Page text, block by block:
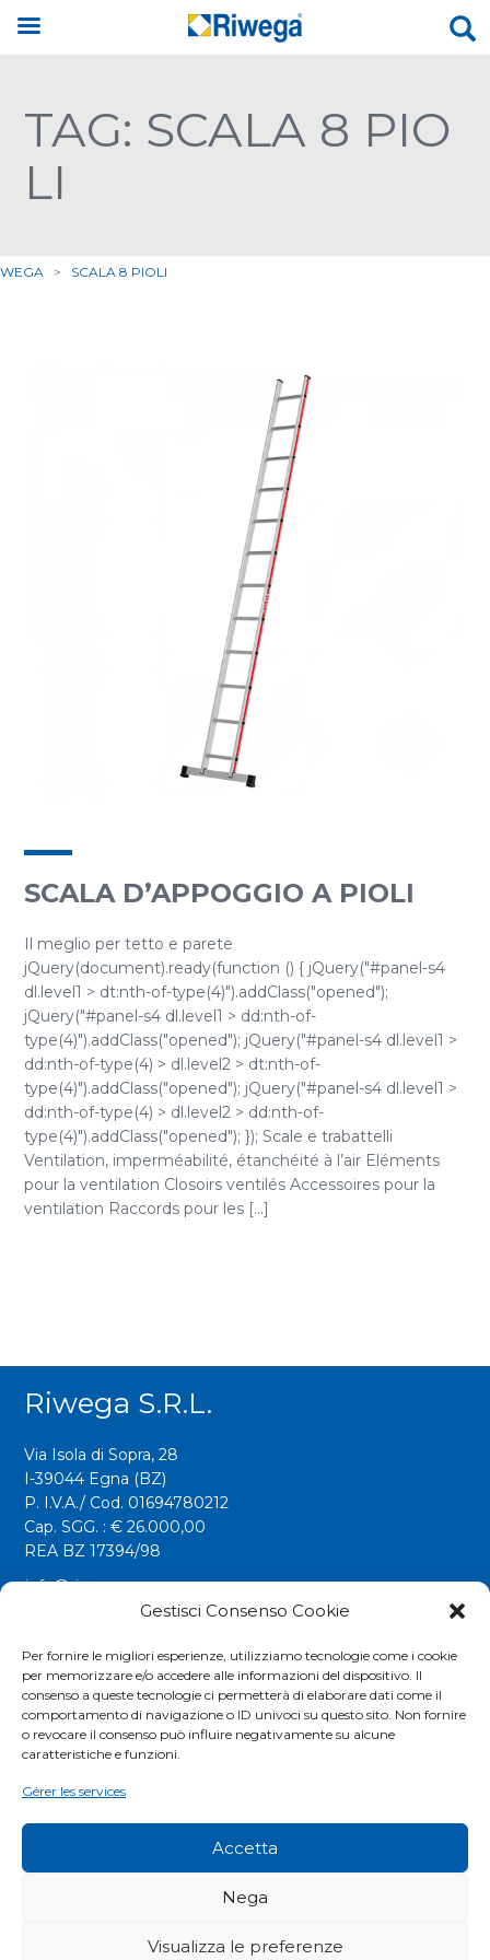
Gestisci Consenso Cookie
Per fornire le migliori esperienze, utilizziamo tecnologie come i cookie
per memorizzare e/o accedere alle informazioni del dispositivo. Il
consenso a queste tecnologie ci permetterà di elaborare dati come il
comportamento di navigazione o ID univoci su questo sito. Non fornire
o revocare il consenso può influire negativamente su alcune
caratteristiche e funzioni.
Gérer les services
Accetta
Nega
Visualizza le preferenze
TAG: SCALA 8 PIO
LI
> SCALA 8 PIOLI
SCALA D’APPOGGIO A PIOLI
Il meglio per tetto e parete
jQuery(document).ready(function () { jQuery("#panel-s4
dl.level1 > dt:nth-of-type(4)").addClass("opened");
jQuery("#panel-s4 dl.level1 > dd:nth-of-
type(4)").addClass("opened"); jQuery("#panel-s4 dl.level1 >
dd:nth-of-type(4) > dl.level2 > dt:nth-of-
type(4)").addClass("opened"); jQuery("#panel-s4 dl.level1 >
dd:nth-of-type(4) > dl.level2 > dd:nth-of-
type(4)").addClass("opened"); }); Scale e trabattelli
Ventilation, imperméabilité, étanchéité à l’air Eléments
pour la ventilation Closoirs ventilés Accessoires pour la
ventilation Raccords pour les [...]
Riwega S.r.l.
Via Isola di Sopra, 28
I-39044 Egna (BZ)
P. I.V.A./ Cod. 01694780212
Cap. SGG. : € 26.000,00
REA BZ 17394/98
info@riwega.com
riwega@legalmail.it
Fax. +39 0471 827555
Social